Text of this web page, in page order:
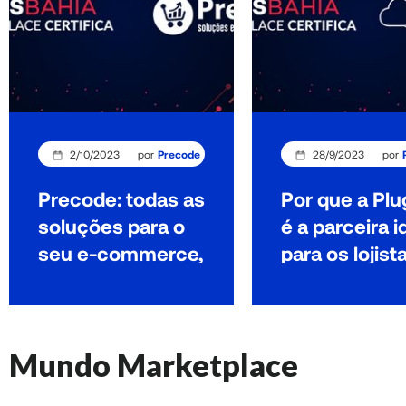
2/10/2023 por Precode
Precode: todas as
soluções para o
seu e-commerce,
28/9/2023 por
Por que a
é a parceira
para os
Marketplace?
Mundo Marketplace